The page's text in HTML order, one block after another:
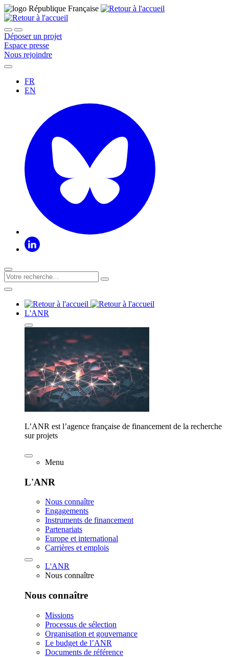
Déposer un projet
Espace presse
Nous rejoindre
FR
EN
L'ANR
L’ANR est l’agence française de financement de la recherche
sur projets
Menu
L'ANR
Nous connaître
Engagements
Instruments de financement
Partenariats
Europe et international
Carrières et emplois
L'ANR
Nous connaître
Nous connaître
Missions
Processus de sélection
Organisation et gouvernance
Le budget de l’ANR
Documents de référence